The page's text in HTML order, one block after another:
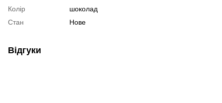
Колір
шоколад
Стан
Нове
Відгуки